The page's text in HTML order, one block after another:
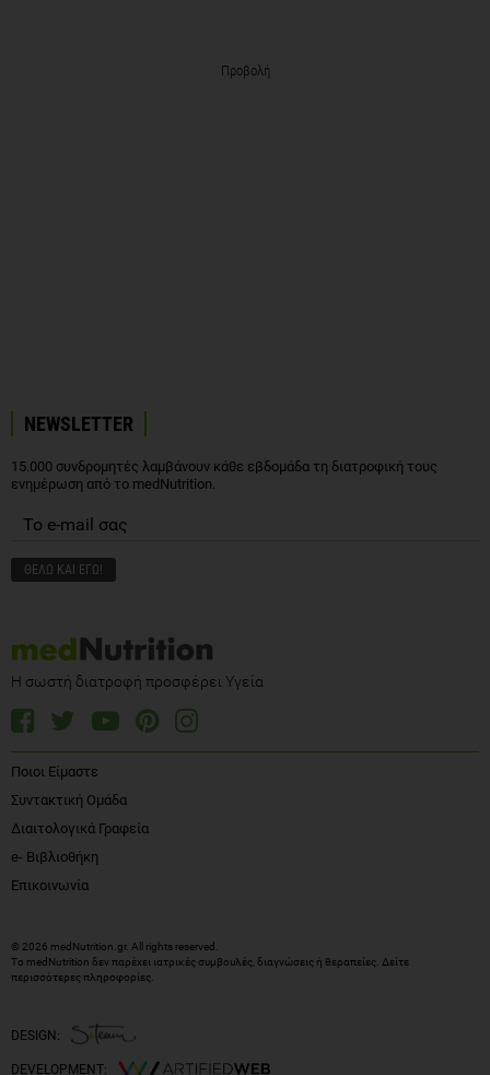
Προβολή
NEWSLETTER
15.000 συνδρομητές λαμβάνουν κάθε εβδομάδα τη διατροφική τους
ενημέρωση από το medNutrition.
Η σωστή διατροφή προσφέρει Υγεία
Ποιοι Είμαστε
Συντακτική Ομάδα
Διαιτολογικά Γραφεία
e- Βιβλιοθήκη
Επικοινωνία
© 2026 medNutrition.gr. All rights reserved.
Το medNutrition δεν παρέχει ιατρικές συμβουλές, διαγνώσεις ή θεραπείες. Δείτε
περισσότερες πληροφορίες
DESIGN:
DEVELOPMENT: